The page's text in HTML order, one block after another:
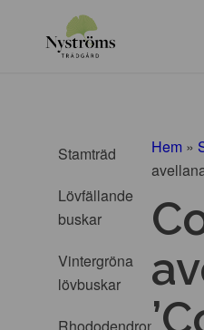
Stamträd
Lövfällande
buskar
Vintergröna
lövbuskar
Hem »